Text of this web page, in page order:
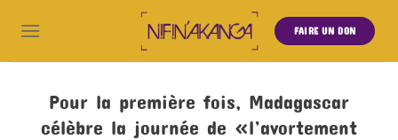
FAIRE UN DON
Pour la première fois, Madagascar
célèbre la journée de «l’avortement